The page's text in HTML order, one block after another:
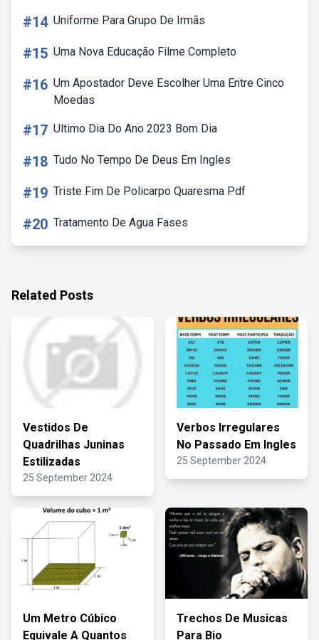
#14 Uniforme Para Grupo De Irmãs
#15 Uma Nova Educação Filme Completo
#16 Um Apostador Deve Escolher Uma Entre Cinco
Moedas
#17 Ultimo Dia Do Ano 2023 Bom Dia
#18 Tudo No Tempo De Deus Em Ingles
#19 Triste Fim De Policarpo Quaresma Pdf
#20 Tratamento De Agua Fases
Related Posts
Vestidos De
Quadrilhas Juninas
Estilizadas
25 September 2024
Verbos Irregulares
No Passado Em Ingles
25 September 2024
Um Metro Cúbico
Equivale A Quantos
Trechos De Musicas
Para Bio